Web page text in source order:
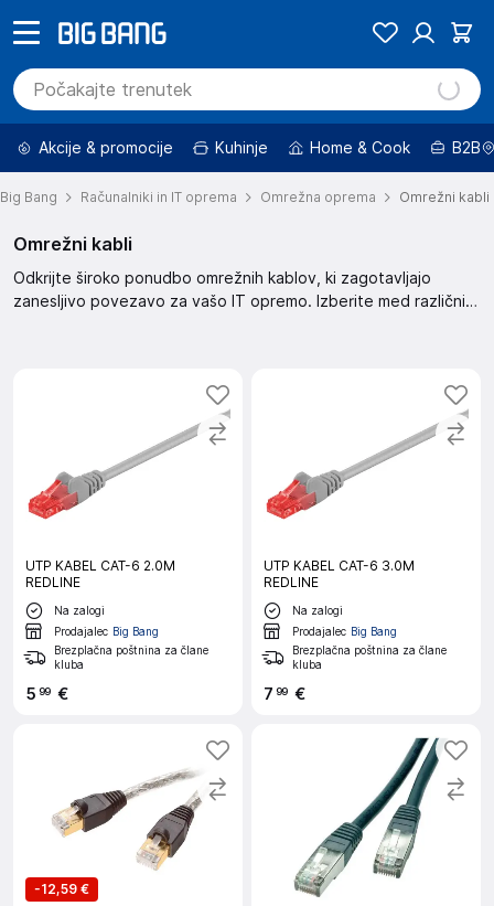
Akcije & promocije Kuhinje Home & Cook B2B
Big Bang Računalniki in IT oprema Omrežna oprema Omrežni kabli
Omrežni kabli
Odkrijte široko ponudbo omrežnih kablov, ki zagotavljajo
zanesljivo povezavo za vašo IT opremo. Izberite med različnimi
UTP KABEL CAT-6 2.0M
REDLINE
Na zalogi
Prodajalec Big Bang
Brezplačna poštnina za člane
kluba
5 99 €
UTP KABEL CAT-6 3.0M
REDLINE
Na zalogi
Prodajalec Big Bang
Brezplačna poštnina za člane
kluba
7 99 €
-12,59 €